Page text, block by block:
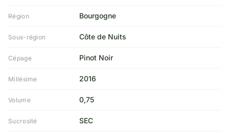
Région Bourgogne
Sous-région Côte de Nuits
Cépage Pinot Noir
Millésime 2016
Volume 0,75
Sucrosité SEC